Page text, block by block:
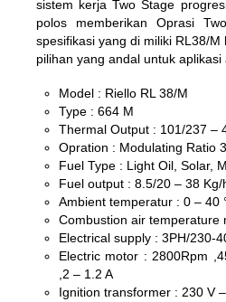
sistem kerja Two Stage
polos memberikan Oprasi
spesifikasi yang di miliki RL38/
pilihan yang andal untuk aplikasi
Model : Riello RL 38/M
Type : 664 M
Thermal Output : 101/237 –
Opration : Modulating Ratio
Fuel Type : Light Oil, Solar,
Fuel output : 8.5/20 – 38 Kg/
Ambient temperatur : 0 – 40
Combustion air temperature
Electrical supply : 3PH/230-
Electric motor : 2800Rpm
,2 – 1.2 A
Ignition transformer : 230 V